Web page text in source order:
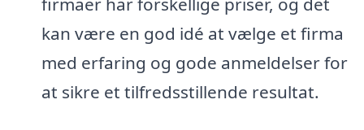
kan være en god idé at vælge et firma
med erfaring og gode anmeldelser for
at sikre et tilfredsstillende resultat.